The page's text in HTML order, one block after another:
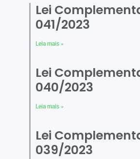
Lei
041/2023
Leia mais »
Lei
040/2023
Leia mais »
Lei
039/2023